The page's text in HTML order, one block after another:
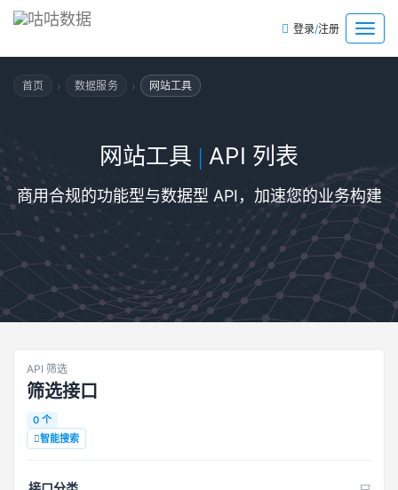
菜
单
登录/注册
首页 › 数据服务 › 网站工具
网站工具 | API 列表
商用合规的功能型与数据型 API，加速您的业务构建
API 筛选
筛选接口
0 个
智能搜索